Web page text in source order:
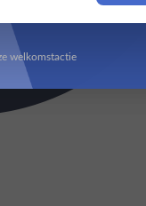
welkomstactie